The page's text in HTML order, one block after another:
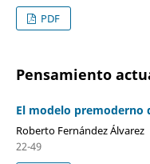
PDF
Pensamiento
El modelo premoderno
Roberto Fernández Álvarez
22-49